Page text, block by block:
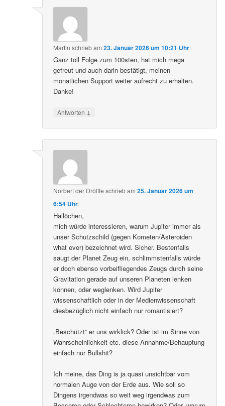
Martin schriebam23. Januar 2026 um 10:21 Uhr:
Ganz toll Folge zum 100sten, hat mich mega
gefreut und auch darin bestätigt, meinen
monatlichen Support weiter aufrecht zu erhalten.
Danke!
Antworten ↓
Norbert der Drölfte schriebam25. Januar 2026 um
6:54 Uhr:
Hallöchen,
mich würde interessieren, warum Jupiter immer als
unser Schutzschild (gegen Kometen/Asteroiden
what ever) bezeichnet wird. Sicher. Bestenfalls
saugt der Planet Zeug ein, schlimmstenfalls würde
er doch ebenso vorbeifliegendes Zeugs durch seine
Gravitation gerade auf unseren Planeten lenken
können, oder weglenken. Wird Jupiter
wissenschaftlich oder in der Medienwissenschaft
diesbezüglich nicht einfach nur romantisiert?
„Beschützt“ er uns wirklick? Oder ist im Sinne von
Wahrscheinlichkeit etc. diese Annahme/Behauptung
einfach nur Bullshit?
Ich meine, das Ding is ja quasi unsichtbar vom
normalen Auge von der Erde aus. Wie soll so
Dingens irgendwas so weit weg irgendwas zum